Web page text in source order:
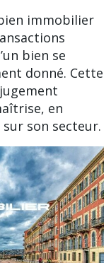
immobilier
bien se
donné. Cette
en
son secteur.